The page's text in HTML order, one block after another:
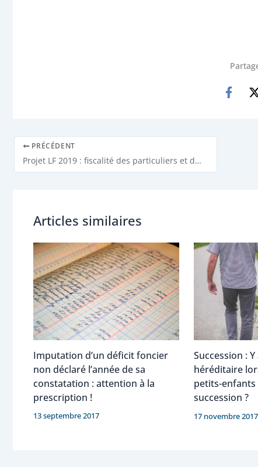
PRÉCÉDENT
Projet LF 2019 : fiscalité des particuliers et des professionnels (adoption en première lecture AN 23/10/2018)
Articles similaires
Imputation d’un déficit foncier
non déclaré l’année de sa
constatation : attention à la
prescription !
13 septembre 2017
Succession :
héréditaire
petits-enfants
succession ?
17 novembre 2017